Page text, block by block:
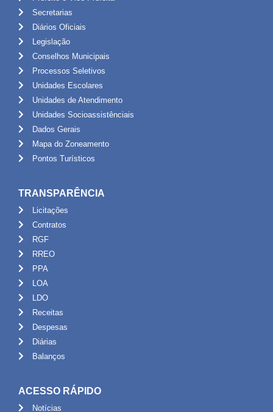
Secretarias
Diários Oficiais
Legislação
Conselhos Municipais
Processos Seletivos
Unidades Escolares
Unidades de Atendimento
Unidades Socioassistênciais
Dados Gerais
Mapa do Zoneamento
Pontos Turísticos
TRANSPARÊNCIA
Licitações
Contratos
RGF
RREO
PPA
LOA
LDO
Receitas
Despesas
Diárias
Balanços
ACESSO RÁPIDO
Notícias